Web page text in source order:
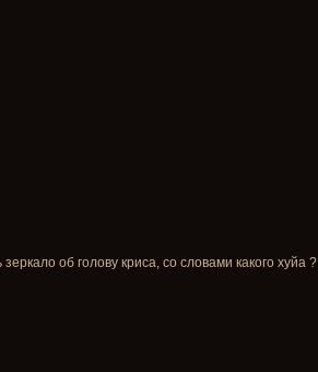
об голову криса, со словами какого хуйа ?